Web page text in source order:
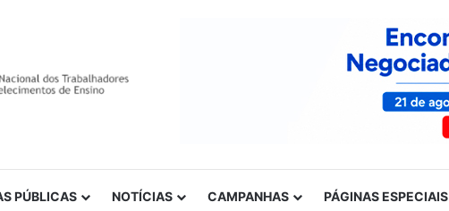
PÚBLICAS NOTÍCIAS CAMPANHAS PÁGINAS ESPECIAIS